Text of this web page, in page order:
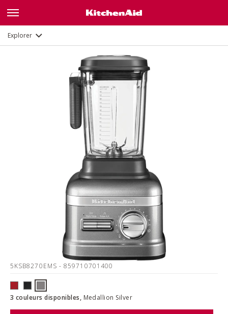
Explorer
5KSB8270EMS - 859710701400
3 couleurs disponibles, Medallion Silver